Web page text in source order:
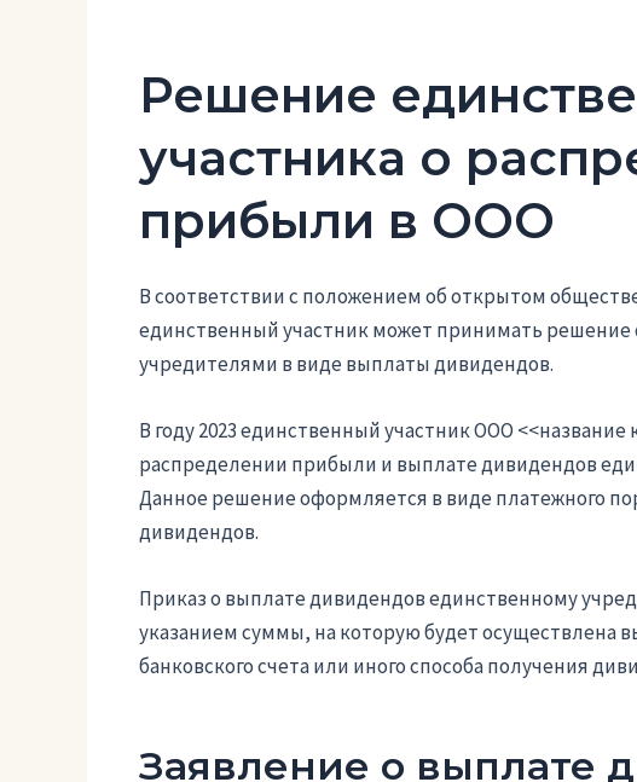
Решение
участника о
прибыли в ООО
В соответствии с положением об открытом
единственный участник может принимать
учредителями в виде выплаты дивидендов.
В году 2023 единственный участник ООО
распределении прибыли и выплате дивидендов
Данное решение оформляется в виде платежного
дивидендов.
Приказ о выплате дивидендов единственному
указанием суммы, на которую будет осуществлена
банковского счета или иного способа получения
Заявление о выплате